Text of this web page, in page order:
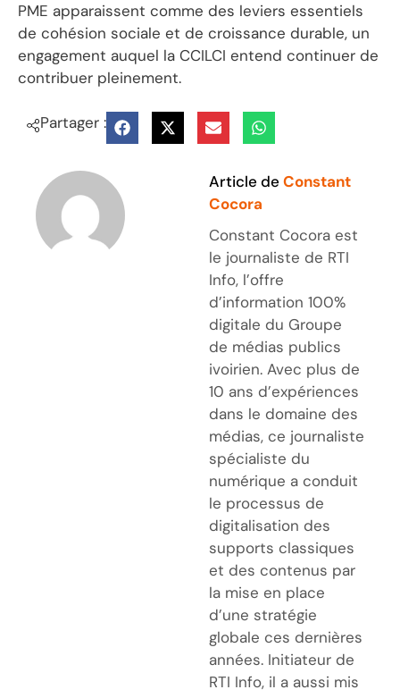
PME apparaissent comme des leviers essentiels
de cohésion sociale et de croissance durable, un
engagement auquel la CCILCI entend continuer de
contribuer pleinement.
Partager :
Article de Constant
Cocora
Constant Cocora est
le journaliste de RTI
Info, l’offre
d’information 100%
digitale du Groupe
de médias publics
ivoirien. Avec plus de
10 ans d’expériences
dans le domaine des
médias, ce journaliste
spécialiste du
numérique a conduit
le processus de
digitalisation des
supports classiques
et des contenus par
la mise en place
d’une stratégie
globale ces dernières
années. Initiateur de
RTI Info, il a aussi mis